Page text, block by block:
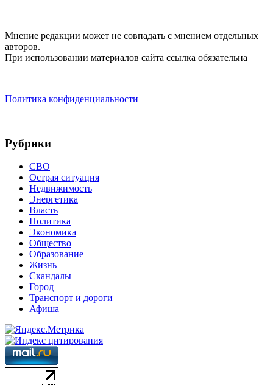
Мнение редакции может не совпадать с мнением отдельных
авторов.
При использовании материалов сайта ссылка обязательна
Политика конфиденциальности
Рубрики
СВО
Острая ситуация
Недвижимость
Энергетика
Власть
Политика
Экономика
Общество
Образование
Жизнь
Скандалы
Город
Транспорт и дороги
Афиша